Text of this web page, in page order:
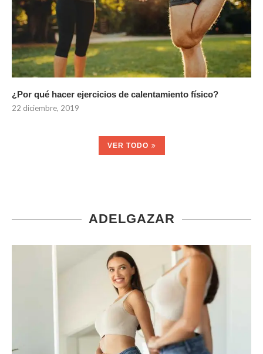
¿Por qué hacer ejercicios de calentamiento físico?
22 diciembre, 2019
VER TODO
ADELGAZAR